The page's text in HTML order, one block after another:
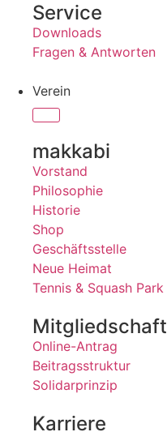
Service
Downloads
Fragen & Antworten
Verein
makkabi
Vorstand
Philosophie
Historie
Shop
Geschäftsstelle
Neue Heimat
Tennis & Squash Park
Mitgliedschaft
Online-Antrag
Beitragsstruktur
Solidarprinzip
Karriere